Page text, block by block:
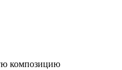
композицию